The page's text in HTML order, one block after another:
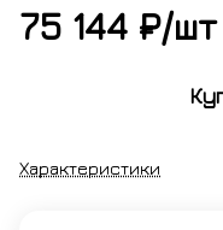
черныйбелый
75 144 ₽/шт
Характеристики